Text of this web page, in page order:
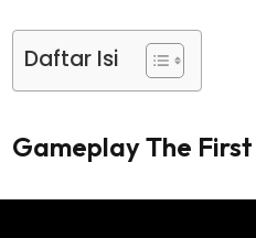
Daftar Isi
Gameplay The